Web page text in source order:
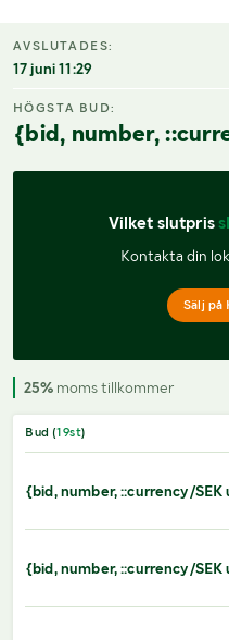
AVSLUTADES:
17 juni 11:29
HÖGSTA BUD:
{bid, number,
Vilket slutpris
Kontakta din
Sälj på
25% moms tillkommer
Bud (19st)
{bid, number, ::currency/
{bid, number, ::currency/